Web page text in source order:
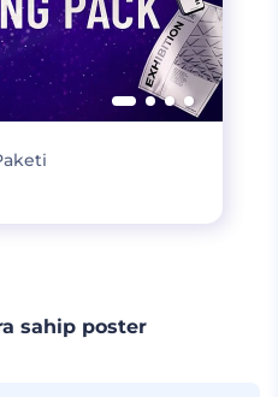
sahip poster